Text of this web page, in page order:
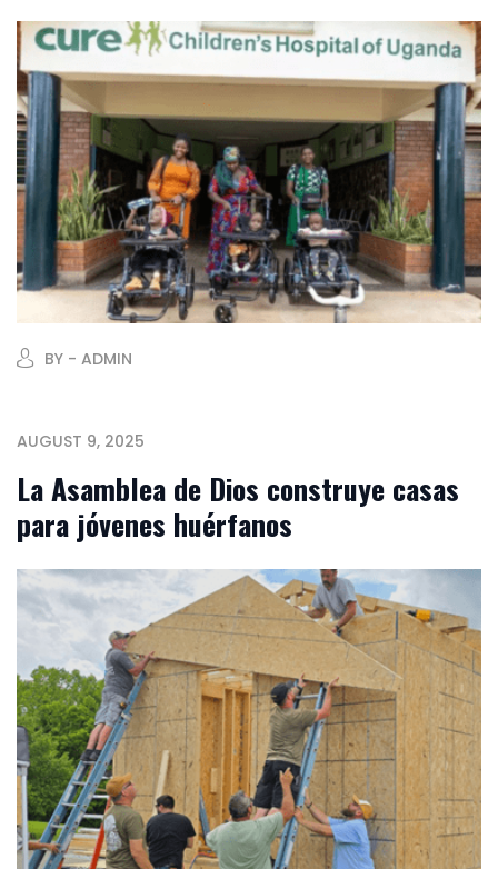
BY - ADMIN
AUGUST 9, 2025
La Asamblea de Dios construye casas
para jóvenes huérfanos